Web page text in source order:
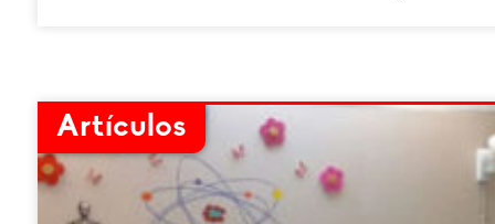
Artículos